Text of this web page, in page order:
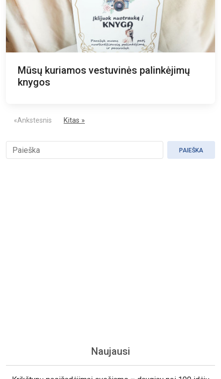
Mūsų kuriamos vestuvinės palinkėjimų
knygos
«Ankstesnis Kitas »
PAIEŠKA
Naujausi